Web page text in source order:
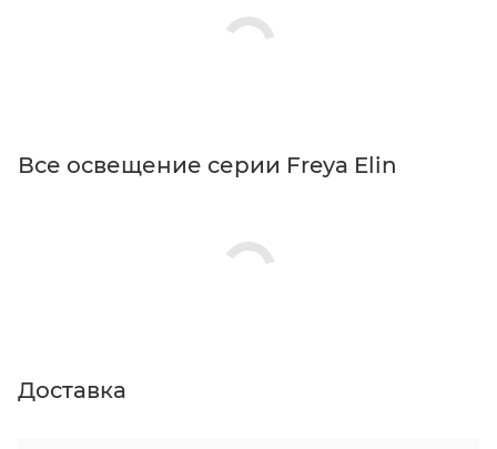
Все освещение серии Freya Elin
Доставка